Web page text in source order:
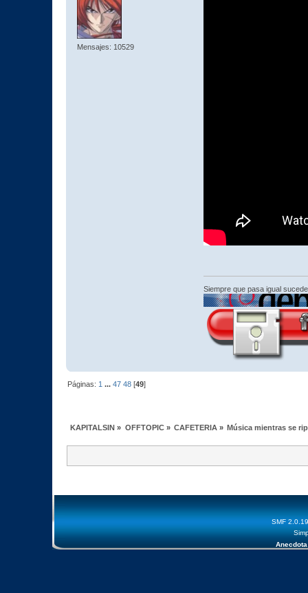
Mensajes: 10529
Siempre que pasa igual
Páginas: 1 ...47 48 [49]
KAPITALSIN » OFFTOPIC» CAFETERIA» Música mientras se
SMF 2.0.19
Anecdota